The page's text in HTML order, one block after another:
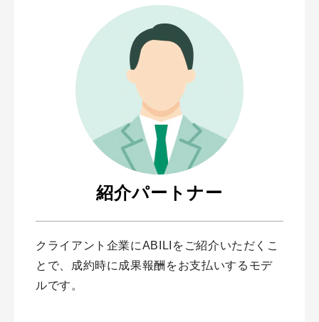
紹介パートナー
クライアント企業にABILIをご紹介いただくこ
とで、成約時に成果報酬をお支払いするモデ
ルです。